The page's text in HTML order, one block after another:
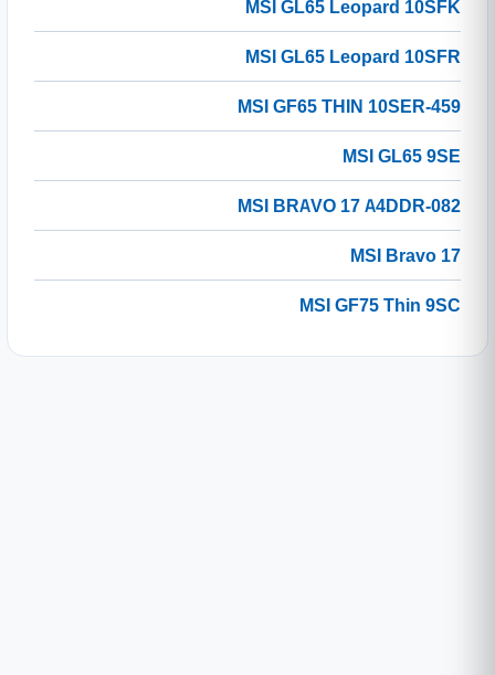
MSI GL65 Leopard 10SFK
MSI GL65 Leopard 10SFR
MSI GF65 THIN 10SER-459
MSI GL65 9SE
MSI BRAVO 17 A4DDR-082
MSI Bravo 17
MSI GF75 Thin 9SC